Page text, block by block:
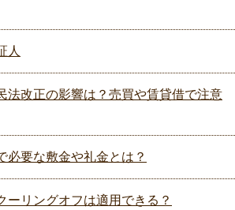
人
法改正の影響は？売買や賃貸借で注意
必要な敷金や礼金とは？
ーリングオフは適用できる？